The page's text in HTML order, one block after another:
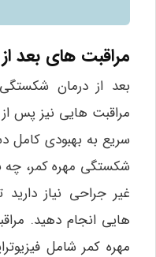
مراقبت های بعد
بعد از درمان
مراقبت‌ هایی نیز پس
سریع به بهبودی کامل
شکستگی مهره کمر،
غیر جراحی نیاز
هایی انجام دهید.
مهره کمر شامل